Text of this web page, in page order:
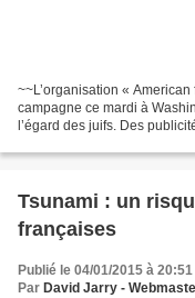
~~L’organisation «
campagne ce mardi à
l’égard des juifs. Des
Tsunami : un
françaises
Publié le 04/01/2015 à 20:51
Par David Jarry -